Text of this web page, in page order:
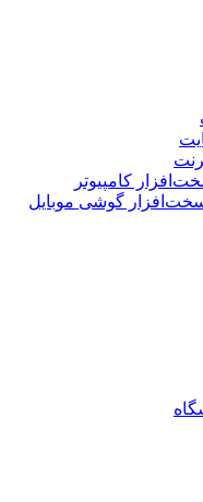
کامپیوتر
گوشی موبایل